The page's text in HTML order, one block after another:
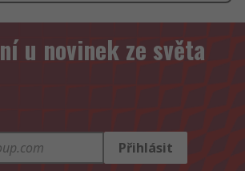
u novinek ze světa
Přihlásit